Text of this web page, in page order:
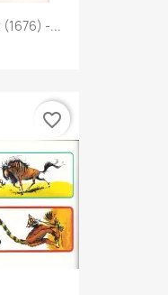
-...
favorite_border